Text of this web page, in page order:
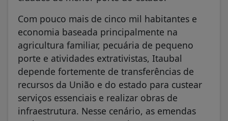
Com pouco mais de cinco mil habitantes e
economia baseada principalmente na
agricultura familiar, pecuária de pequeno
porte e atividades extrativistas, Itaubal
depende fortemente de transferências de
recursos da União e do estado para custear
serviços essenciais e realizar obras de
infraestrutura. Nesse cenário, as emendas